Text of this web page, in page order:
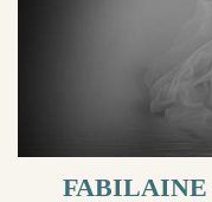
FABILAINE